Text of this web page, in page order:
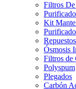
Filtros
Kit
Ósmosis
Filtros de
Polyspum
Plegados
Carbón